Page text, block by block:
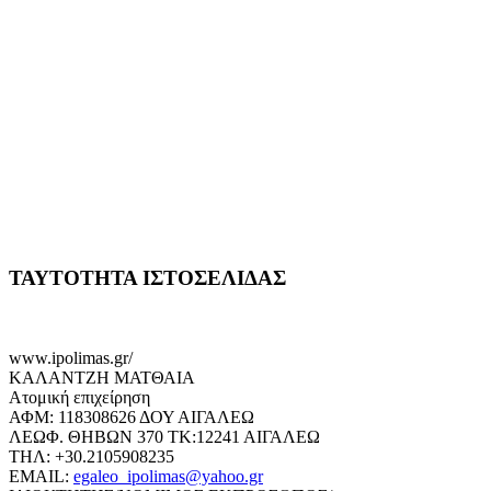
ΤΑΥΤΟΤΗΤΑ ΙΣΤΟΣΕΛΙΔΑΣ
www.ipolimas.gr/
ΚΑΛΑΝΤΖΗ ΜΑΤΘΑΙΑ
Ατομική επιχείρηση
ΑΦΜ: 118308626 ΔΟΥ ΑΙΓΑΛΕΩ
ΛΕΩΦ. ΘΗΒΩΝ 370 ΤΚ:12241 ΑΙΓΑΛΕΩ
ΤΗΛ: +30.2105908235
EMAIL: egaleo_ipolimas@yahoo.gr